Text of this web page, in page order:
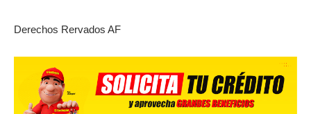
Derechos Rervados AF